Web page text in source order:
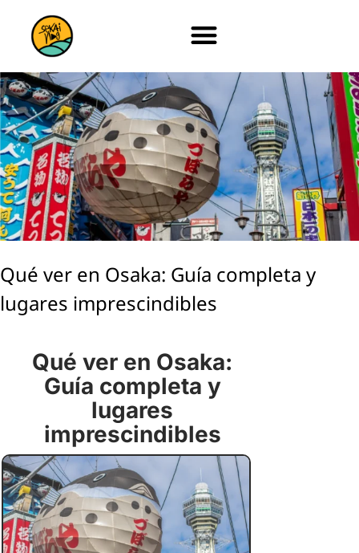
Qué ver en Osaka: Guía completa y
lugares imprescindibles
Qué ver en Osaka:
Guía completa y
lugares
imprescindibles